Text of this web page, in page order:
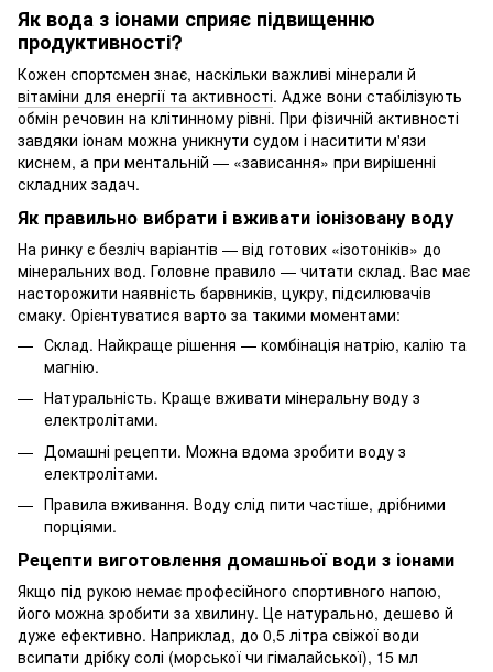
Як вода з іонами сприяє підвищенню
продуктивності?
Кожен спортсмен знає, наскільки важливі мінерали й
вітаміни для енергії та активності. Адже вони стабілізують
обмін речовин на клітинному рівні. При фізичній активності
завдяки іонам можна уникнути судом і наситити м'язи
киснем, а при ментальній — «зависання» при вирішенні
складних задач.
Як правильно вибрати і вживати іонізовану воду
На ринку є безліч варіантів — від готових «ізотоніків» до
мінеральних вод. Головне правило — читати склад. Вас має
насторожити наявність барвників, цукру, підсилювачів
смаку. Орієнтуватися варто за такими моментами:
Склад. Найкраще рішення — комбінація натрію, калію та
магнію.
Натуральність. Краще вживати мінеральну воду з
електролітами.
Домашні рецепти. Можна вдома зробити воду з
електролітами.
Правила вживання. Воду слід пити частіше, дрібними
порціями.
Рецепти виготовлення домашньої води з іонами
Якщо під рукою немає професійного спортивного напою,
його можна зробити за хвилину. Це натурально, дешево й
дуже ефективно. Наприклад, до 0,5 літра свіжої води
всипати дрібку солі (морської чи гімалайської), 15 мл